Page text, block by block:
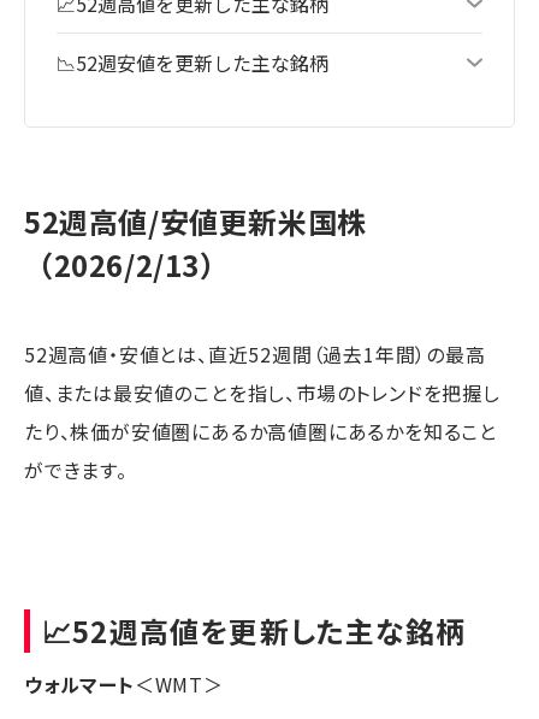
📉52週安値を更新した主な銘柄
52週高値/安値更新米国株
（2026/2/13）
52週高値・安値とは、直近52週間（過去1年間）の最高
値、または最安値のことを指し、市場のトレンドを把握し
たり、株価が安値圏にあるか高値圏にあるかを知ること
ができます。
📈52週高値を更新した主な銘柄
ウォルマート＜WMT＞